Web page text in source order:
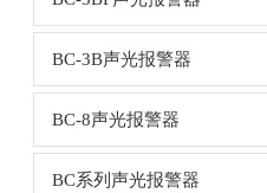
BC-3B声光报警器
BC-8声光报警器
BC系列声光报警器